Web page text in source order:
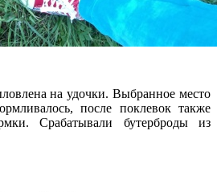
на удочки. Выбранное место
после поклевок также
Срабатывали бутерброды из